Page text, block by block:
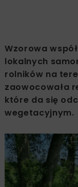
Wzorowa
lokalnych
rolników na
zaowocowała
które da się
wegetacyjnym.